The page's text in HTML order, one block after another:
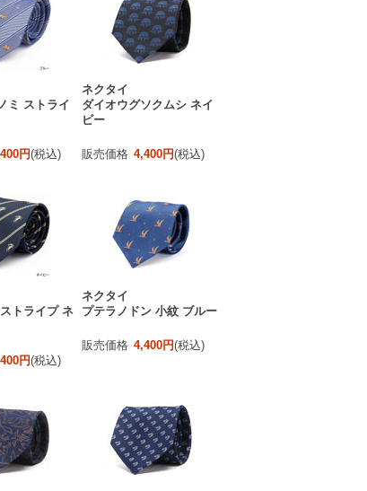
ミ ストライ
円(税込)
ネクタイ
ダイオウグソクムシ ネイ
ビー
販売価格 4,400円(税込)
トライプ ネ
円(税込)
ネクタイ
プテラノドン 小紋 ブルー
販売価格 4,400円(税込)